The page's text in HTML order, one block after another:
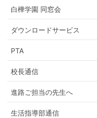
白樺学園 同窓会
ダウンロードサービス
PTA
校長通信
進路ご担当の先生へ
生活指導部通信